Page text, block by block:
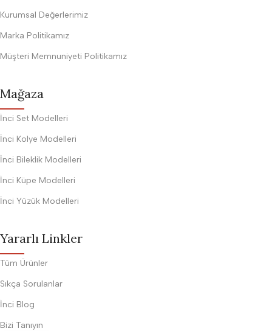
Kurumsal Değerlerimiz
Marka Politikamız
Müşteri Memnuniyeti Politikamız
Mağaza
İnci Set Modelleri
İnci Kolye Modelleri
İnci Bileklik Modelleri
İnci Küpe Modelleri
İnci Yüzük Modelleri
Yararlı Linkler
Tüm Ürünler
Sıkça Sorulanlar
İnci Blog
Bizi Tanıyın